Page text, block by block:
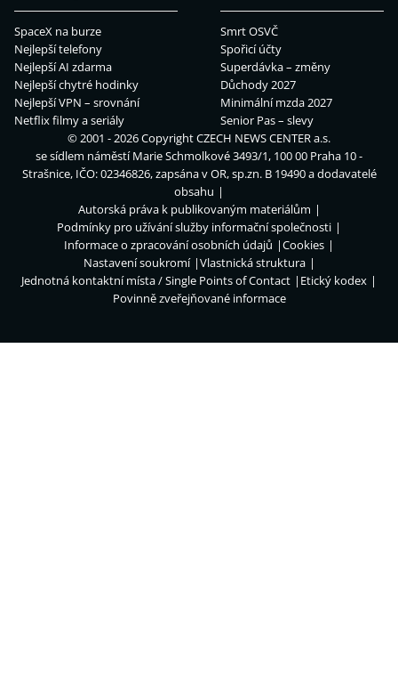
SpaceX na burze
Nejlepší telefony
Nejlepší AI zdarma
Nejlepší chytré hodinky
Nejlepší VPN – srovnání
Netflix filmy a seriály
Smrt OSVČ
Spořicí účty
Superdávka – změny
Důchody 2027
Minimální mzda 2027
Senior Pas – slevy
© 2001 - 2026 CopyrightCZECH NEWS CENTER a.s.
se sídlem náměstí Marie Schmolkové 3493/1, 100 00 Praha 10 -
Strašnice, IČO: 02346826, zapsána v OR, sp.zn. B 19490 a dodavatelé
obsahu
Autorská práva k publikovaným materiálům
Podmínky pro užívání služby informační společnosti
Informace o zpracování osobních údajů
Cookies
Nastavení soukromí
Vlastnická struktura
Jednotná kontaktní místa / Single Points of Contact
Etický kodex
Povinně zveřejňované informace